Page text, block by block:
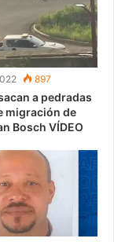
897
a pedradas
migración de
Bosch VÍDEO